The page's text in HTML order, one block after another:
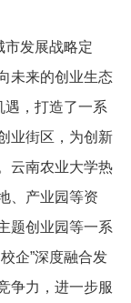
市发展战略定
未来的创业生态
遇，打造了一系
业街区，为创新
云南农业大学热
、产业园等资
题创业园等一系
企”深度融合发
争力，进一步服